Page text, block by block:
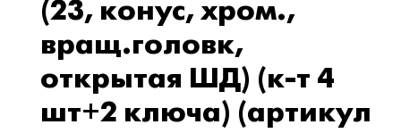
(23, конус, хром.,
вращ.головк,
открытая ШД) (к-т 4
шт+2 ключа) (артикул